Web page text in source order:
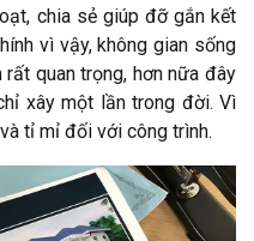
chia sẻ giúp đỡ gắn kết
vì vậy, không gian sống
quan trọng, hơn nữa đây
xây một lần trong đời. Vì
tỉ mỉ đối với công trình.